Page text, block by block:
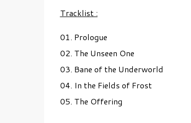
Tracklist :
01. Prologue
02. The Unseen One
03. Bane of the Underworld
04. In the Fields of Frost
05. The Offering